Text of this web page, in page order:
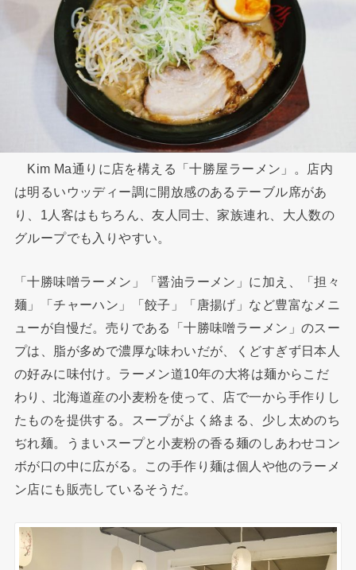
Kim Ma通りに店を構える「十勝屋ラーメン」。店内
は明るいウッディー調に開放感のあるテーブル席があ
り、1人客はもちろん、友人同士、家族連れ、大人数の
グループでも入りやすい。
「十勝味噌ラーメン」「醤油ラーメン」に加え、「担々
麺」「チャーハン」「餃子」「唐揚げ」など豊富なメニ
ューが自慢だ。売りである「十勝味噌ラーメン」のスー
プは、脂が多めで濃厚な味わいだが、くどすぎず日本人
の好みに味付け。ラーメン道10年の大将は麺からこだ
わり、北海道産の小麦粉を使って、店で一から手作りし
たものを提供する。スープがよく絡まる、少し太めのち
ぢれ麺。うまいスープと小麦粉の香る麺のしあわせコン
ボが口の中に広がる。この手作り麺は個人や他のラーメ
ン店にも販売しているそうだ。